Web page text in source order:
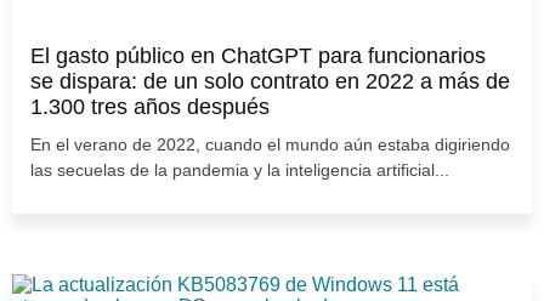
El gasto público en ChatGPT para funcionarios
se dispara: de un solo contrato en 2022 a más de
1.300 tres años después
En el verano de 2022, cuando el mundo aún estaba digiriendo
las secuelas de la pandemia y la inteligencia artificial...